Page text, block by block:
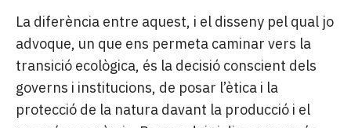
La diferència entre aquest, i el disseny pel qual jo
advoque, un que ens permeta caminar vers la
transició ecològica, és la decisió conscient dels
governs i institucions, de posar l’ètica i la
protecció de la natura davant la producció i el